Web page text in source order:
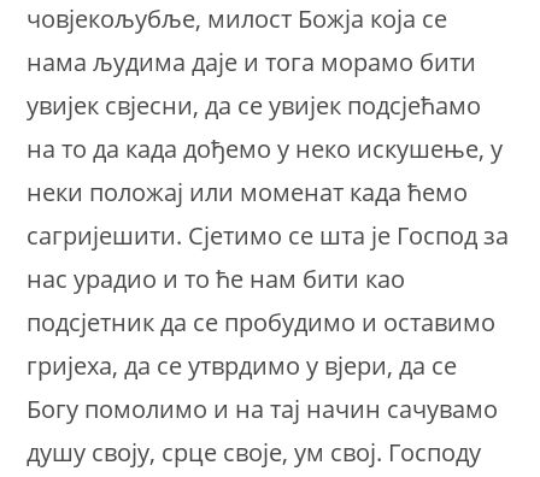
човјекољубље, милост Божја која се
нама људима даје и тога морамо бити
увијек свјесни, да се увијек подсјећамо
на то да када дођемо у неко искушење, у
неки положај или моменат када ћемо
сагријешити. Сјетимо се шта је Господ за
нас урадио и то ће нам бити као
подсјетник да се пробудимо и оставимо
гријеха, да се утврдимо у вјери, да се
Богу помолимо и на тај начин сачувамо
душу своју, срце своје, ум свој. Господу